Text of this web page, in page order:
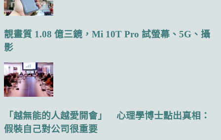
靚畫質 1.08 億三鏡，Mi 10T Pro 試螢幕、5G、攝
影
「越無能的人越愛開會」 心理學博士點出真相：
假裝自己對公司很重要